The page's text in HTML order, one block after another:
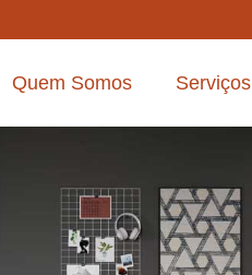
Quem Somos Serviços